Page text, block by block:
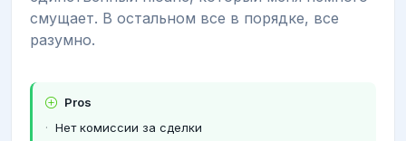
смущает. В остальном все в порядке, все
разумно.
Pros
Нет комиссии за сделки